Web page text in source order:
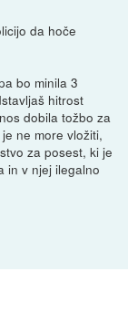
da hoče
bo minila 3
hitrost
dobila tožbo za
ne more vložiti,
za posest, ki je
in v njej ilegalno